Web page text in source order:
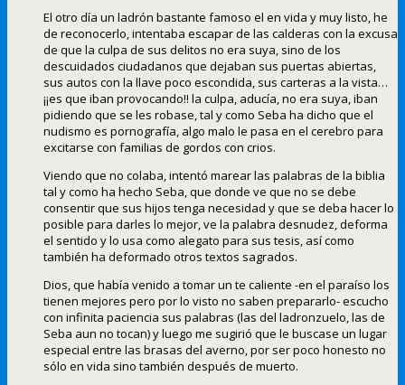
El otro día un ladrón bastante famoso el en vida y muy listo, he
de reconocerlo, intentaba escapar de las calderas con la excusa
de que la culpa de sus delitos no era suya, sino de los
descuidados ciudadanos que dejaban sus puertas abiertas,
sus autos con la llave poco escondida, sus carteras a la vista…
¡¡es que iban provocando!! la culpa, aducía, no era suya, iban
pidiendo que se les robase, tal y como Seba ha dicho que el
nudismo es pornografía, algo malo le pasa en el cerebro para
excitarse con familias de gordos con crios.
Viendo que no colaba, intentó marear las palabras de la biblia
tal y como ha hecho Seba, que donde ve que no se debe
consentir que sus hijos tenga necesidad y que se deba hacer lo
posible para darles lo mejor, ve la palabra desnudez, deforma
el sentido y lo usa como alegato para sus tesis, así como
también ha deformado otros textos sagrados.
Dios, que había venido a tomar un te caliente -en el paraíso los
tienen mejores pero por lo visto no saben prepararlo- escucho
con infinita paciencia sus palabras (las del ladronzuelo, las de
Seba aun no tocan) y luego me sugirió que le buscase un lugar
especial entre las brasas del averno, por ser poco honesto no
sólo en vida sino también después de muerto.